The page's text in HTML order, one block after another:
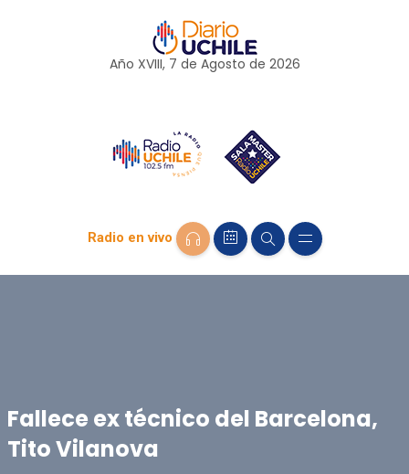
Año XVIII, 7 de Agosto de 2026
Radio en vivo
Fallece ex técnico del Barcelona,
Tito Vilanova